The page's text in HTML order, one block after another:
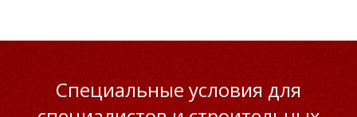
Специальные условия для